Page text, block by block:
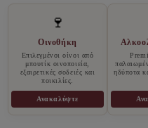
🍷
Οινοθήκη
Επιλεγμένοι οίνοι από
μπουτίκ οινοποιεία,
εξαιρετικές σοδειές και
ποικιλίες.
Ανακαλύψτε
ηδύποτα